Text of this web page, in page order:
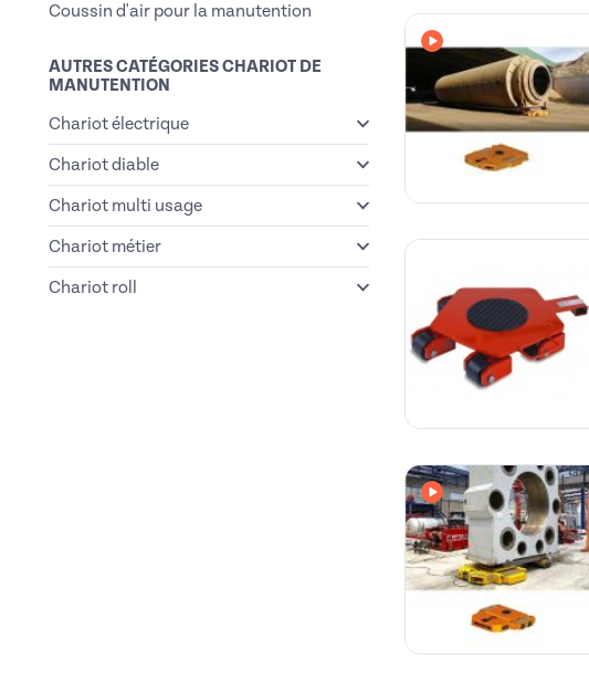
Coussin d'air pour la manutention
AUTRES CATÉGORIES CHARIOT DE
MANUTENTION
Chariot électrique
Chariot diable
Chariot multi usage
Chariot métier
Chariot roll
Avec vidéo
Avec vidéo